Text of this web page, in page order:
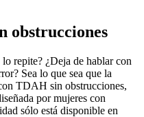
obstrucciones
repite? ¿Deja de hablar con
Sea lo que sea que la
TDAH sin obstrucciones,
por mujeres con
sólo está disponible en